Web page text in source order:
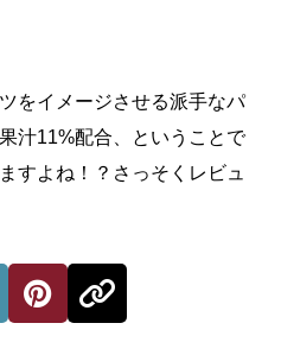
をイメージさせる派手なパ
汁11%配合、ということで
すよね！？さっそくレビュ